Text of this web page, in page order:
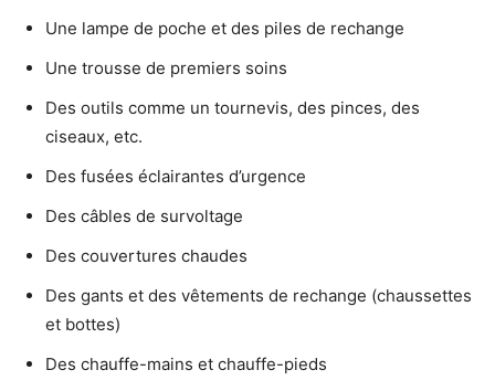
Une lampe de poche et des piles de rechange
Une trousse de premiers soins
Des outils comme un tournevis, des pinces, des
ciseaux, etc.
Des fusées éclairantes d’urgence
Des câbles de survoltage
Des couvertures chaudes
Des gants et des vêtements de rechange (chaussettes
et bottes)
Des chauffe-mains et chauffe-pieds